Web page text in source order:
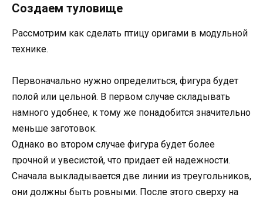
Создаем туловище
Рассмотрим как сделать птицу оригами в модульной
технике.
Первоначально нужно определиться, фигура будет
полой или цельной. В первом случае складывать
намного удобнее, к тому же понадобится значительно
меньше заготовок.
Однако во втором случае фигура будет более
прочной и увесистой, что придает ей надежности.
Сначала выкладывается две линии из треугольников,
они должны быть ровными. После этого сверху на